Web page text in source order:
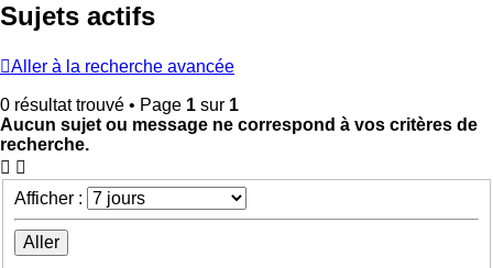
Sujets actifs
Aller à la recherche avancée
0 résultat trouvé • Page 1 sur 1
Aucun sujet ou message ne correspond à vos critères de
recherche.
Afficher :